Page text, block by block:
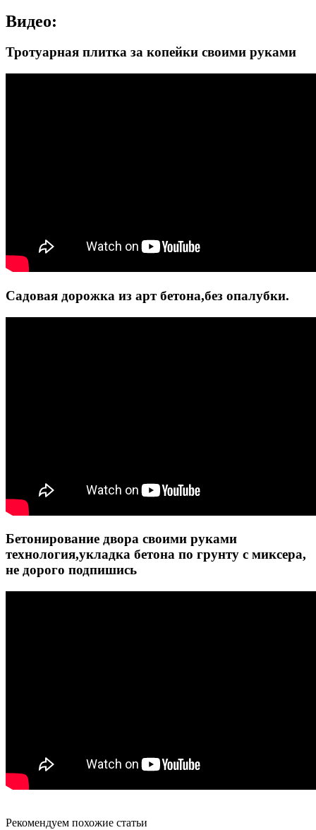
Видео:
Тротуарная плитка за копейки своими руками
Садовая дорожка из арт бетона,без опалубки.
Бетонирование двора своими руками
технология,укладка бетона по грунту с миксера,
не дорого подпишись
Рекомендуем похожие статьи